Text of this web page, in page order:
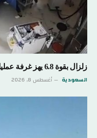
زلزال بقوة 6.8 يهز غرفة عمليات في اليابان أثناء جراحة
السعودية أغسطس 8, 2026